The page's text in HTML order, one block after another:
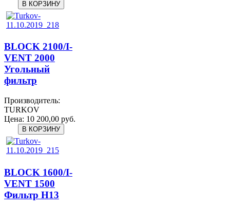
BLOCK 2100/I-
VENT 2000
Угольный
фильтр
Производитель:
TURKOV
Цена: 10 200,00 руб.
BLOCK 1600/I-
VENT 1500
Фильтр H13